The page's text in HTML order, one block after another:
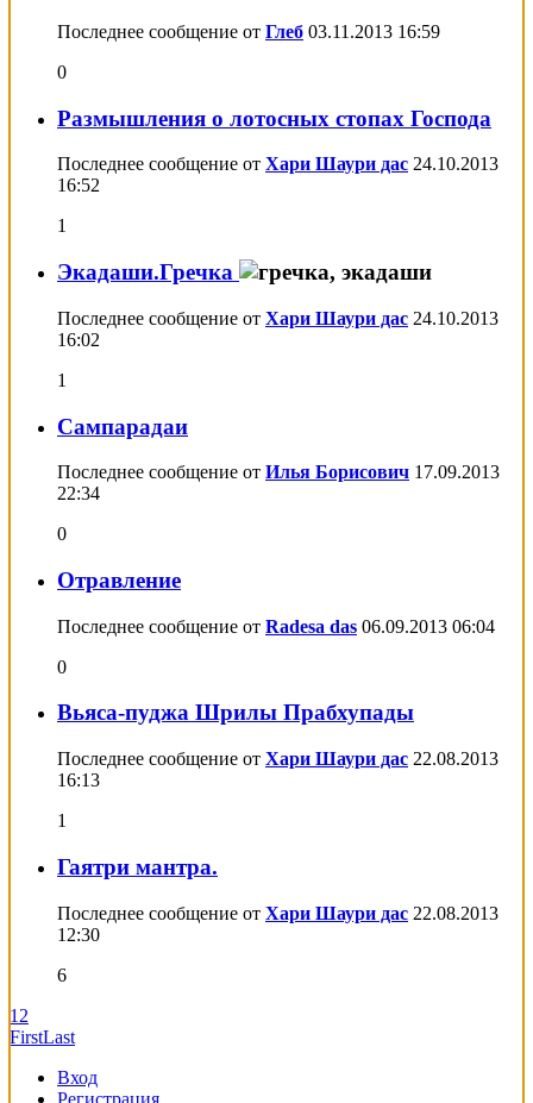
Последнее сообщение от Глеб 03.11.2013 16:59
0
Размышления о лотосных стопах Господа
Последнее сообщение от Хари Шаури дас 24.10.2013
16:52
1
Экадаши.Гречка
Последнее сообщение от Хари Шаури дас 24.10.2013
16:02
1
Сампарадаи
Последнее сообщение от Илья Борисович 17.09.2013
22:34
0
Отравление
Последнее сообщение от Radesa das 06.09.2013 06:04
0
Вьяса-пуджа Шрилы Прабхупады
Последнее сообщение от Хари Шаури дас 22.08.2013
16:13
1
Гаятри мантра.
Последнее сообщение от Хари Шаури дас 22.08.2013
12:30
6
1 2
FirstLast
Вход
Регистрация